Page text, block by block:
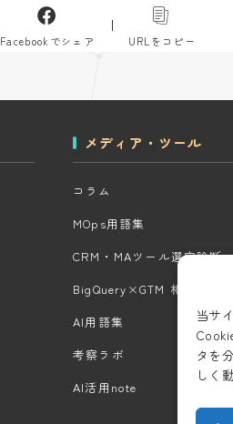
当サ
タを
しく
Facebookでシェア URLをコピー
メディア・ツール
コラム
MOps用語集
CRM・MAツール選定診断
BigQuery×GTM 相場見積も
AI用語集
考察ラボ
AI活用note